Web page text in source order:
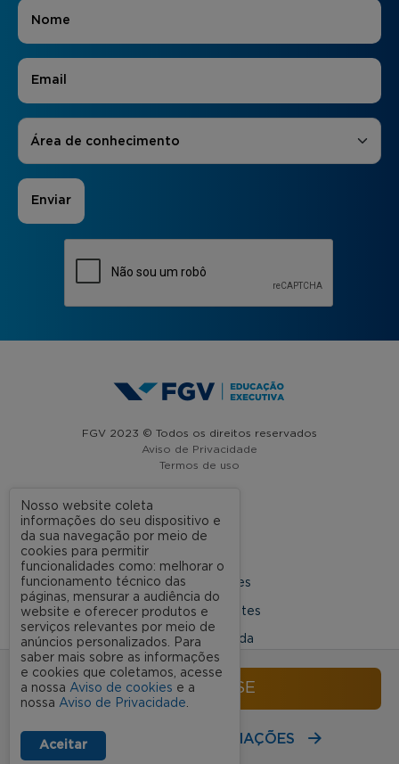
INSCREVA-SE
RECEBA MAIS INFORMAÇÕES
Nome
E-mail
Áreas de Interesse
Área de conhecimento
FGV 2023 © Todos os direitos reservados
Aviso de Privacidade
Termos de uso
A FGV
Nossas Unidades
Dúvidas Frequentes
Rede Conveniada
Ouvidoria Acadêmica
Nosso website coleta
informações do seu dispositivo e
da sua navegação por meio de
cookies para permitir
funcionalidades como: melhorar o
funcionamento técnico das
páginas, mensurar a audiência do
website e oferecer produtos e
serviços relevantes por meio de
anúncios personalizados. Para
saber mais sobre as informações
e cookies que coletamos, acesse
a nossa Aviso de cookies e a
nossa Aviso de Privacidade.
Aceitar